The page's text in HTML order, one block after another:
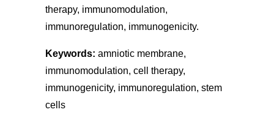
therapy, immunomodulation,
immunoregulation, immunogenicity.
Keywords: amniotic membrane,
immunomodulation, cell therapy,
immunogenicity, immunoregulation, stem
cells